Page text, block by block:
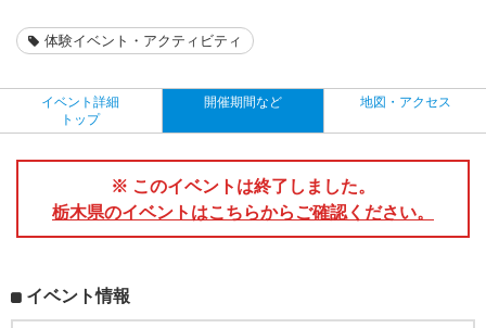
体験イベント・アクティビティ
イベント詳細
トップ
開催期間など 地図・アクセス
※ このイベントは終了しました。
栃木県のイベントはこちらからご確認ください。
イベント情報